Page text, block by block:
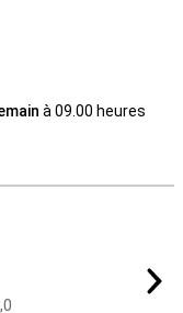
à 09.00 heures